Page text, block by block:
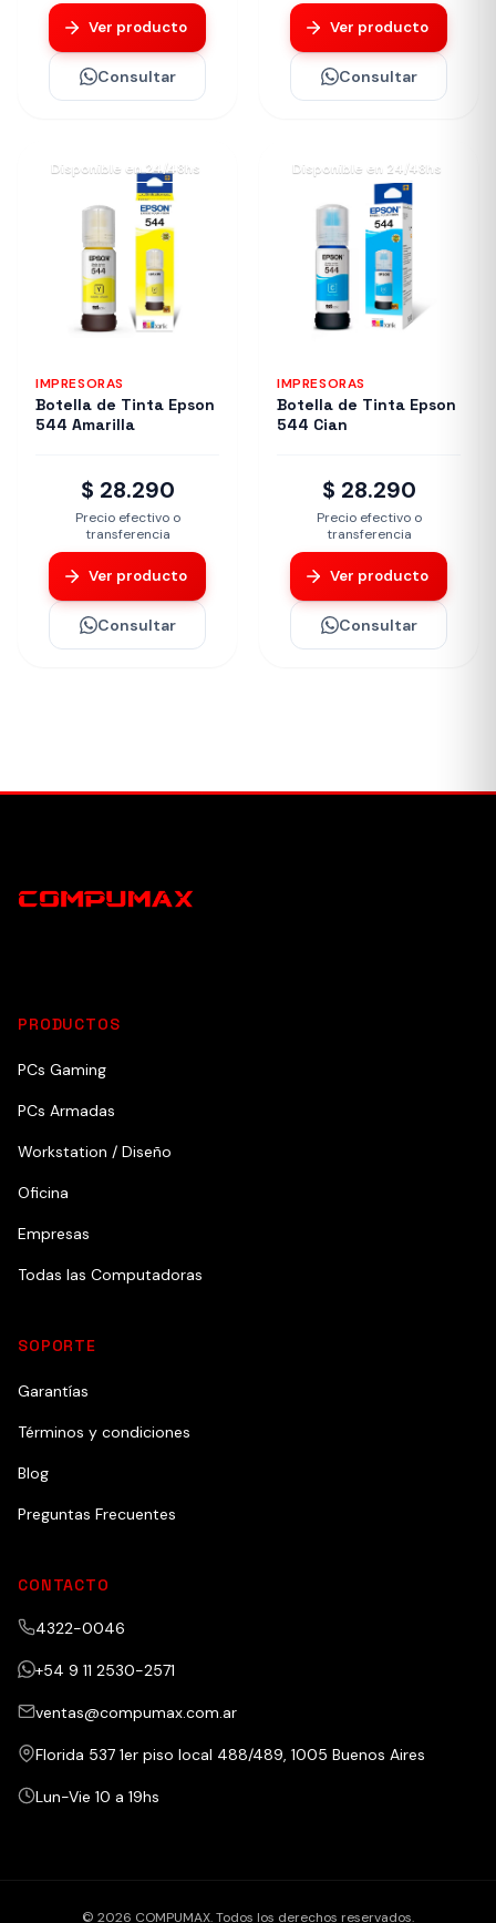
Ver producto
Consultar
Ver producto
Consultar
Disponible en 24/48hs
IMPRESORAS
Botella de Tinta Epson
544 Amarilla
$ 28.290
Precio efectivo o
transferencia
Ver producto
Consultar
Disponible en 24/48hs
IMPRESORAS
Botella de Tinta Epson
544 Cian
$ 28.290
Precio efectivo o
transferencia
Ver producto
Consultar
PRODUCTOS
PCs Gaming
PCs Armadas
Workstation / Diseño
Oficina
Empresas
Todas las Computadoras
SOPORTE
Garantías
Términos y condiciones
Blog
Preguntas Frecuentes
CONTACTO
4322-0046
+54 9 11 2530-2571
ventas@compumax.com.ar
Florida 537 1er piso local 488/489, 1005 Buenos Aires
Lun-Vie 10 a 19hs
© 2026 COMPUMAX. Todos los derechos reservados.